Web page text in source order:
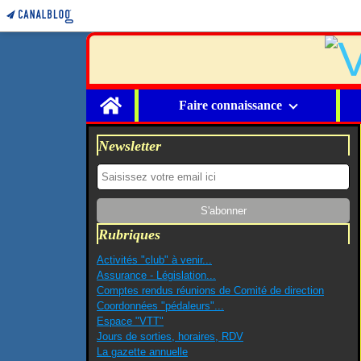
Home
Faire connaissance
Newsletter
Rubriques
Activités "club" à venir...
Assurance - Législation...
Comptes rendus réunions de Comité de direction
Coordonnées "pédaleurs"...
Espace "VTT"
Jours de sorties, horaires, RDV
La gazette annuelle